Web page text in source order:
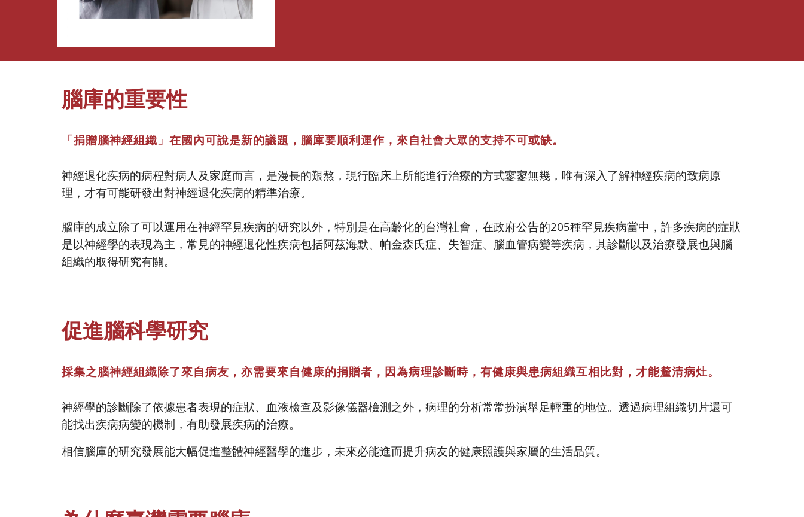
腦庫的重要性
「捐贈腦神經組織」在國內可說是新的議題，腦庫要順利運作，來自社會大眾的支持不可或缺。
神經退化疾病的病程對病人及家庭而言，是漫長的艱熬，現行臨床上所能進行治療的方式寥寥無幾，唯有深入了解神經疾病的致病原
理，才有可能研發出對神經退化疾病的精準治療。
腦庫的成立除了可以運用在神經罕見疾病的研究以外，特別是在高齡化的台灣社會，在政府公告的205種罕見疾病當中，許多疾病的症狀
是以神經學的表現為主，常見的神經退化性疾病包括阿茲海默、帕金森氏症、失智症、腦血管病變等疾病，其診斷以及治療發展也與腦
組織的取得研究有關。
促進腦科學研究
採集之腦神經組織除了來自病友，亦需要來自健康的捐贈者，因為病理診斷時，有健康與患病組織互相比對，才能釐清病灶。
神經學的診斷除了依據患者表現的症狀、血液檢查及影像儀器檢測之外，病理的分析常常扮演舉足輕重的地位。透過病理組織切片還可
能找出疾病病變的機制，有助發展疾病的治療。
相信腦庫的研究發展能大幅促進整體神經醫學的進步，未來必能進而提升病友的健康照護與家屬的生活品質。